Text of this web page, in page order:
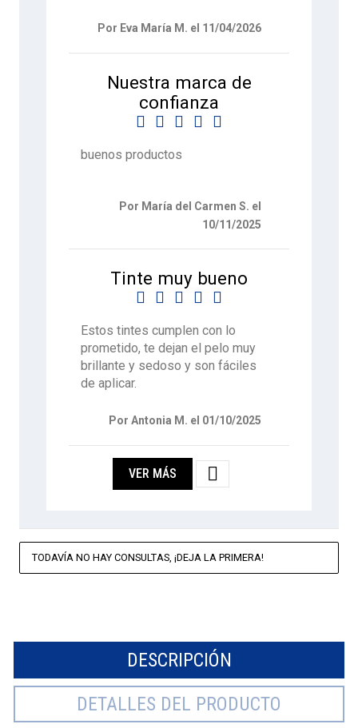
Por Eva María M. el 11/04/2026
Nuestra marca de
confianza
    
buenos productos
Por María del Carmen S. el
10/11/2025
Tinte muy bueno
    
Estos tintes cumplen con lo
prometido, te dejan el pelo muy
brillante y sedoso y son fáciles
de aplicar.
Por Antonia M. el 01/10/2025
VER MÁS 
TODAVÍA NO HAY CONSULTAS, ¡DEJA LA PRIMERA!
DESCRIPCIÓN
DETALLES DEL PRODUCTO